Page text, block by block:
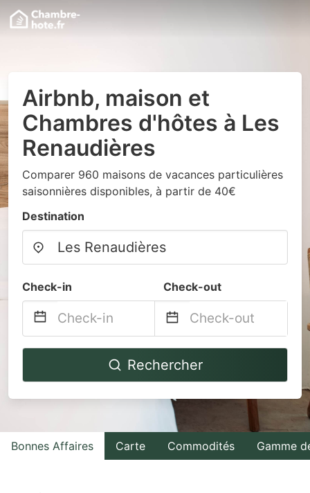
Airbnb, maison et
Chambres d'hôtes à Les
Renaudières
Comparer 960 maisons de vacances particulières
saisonnières disponibles, à partir de 40€
Destination
Check-in Check-out
Navigate
to
with
the
Navigate
backward
to
interact
with
the
Rechercher
Bonnes Affaires Carte Commodités Gamme